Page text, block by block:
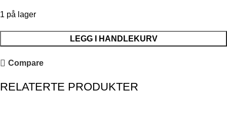
1 på lager
LEGG I HANDLEKURV
Compare
RELATERTE PRODUKTER